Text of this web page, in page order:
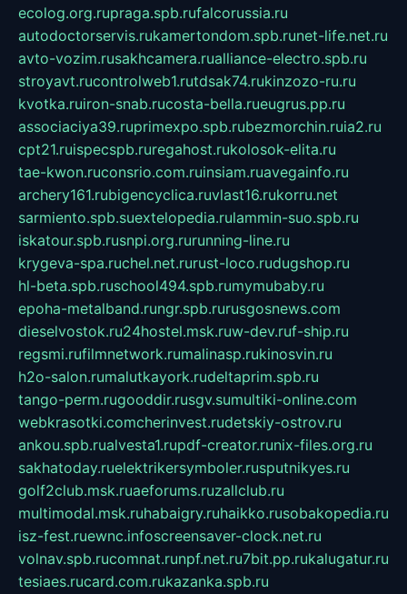
ecolog.org.rupraga.spb.rufalcorussia.ru
autodoctorservis.rukamertondom.spb.runet-life.net.ru
avto-vozim.rusakhcamera.rualliance-electro.spb.ru
stroyavt.rucontrolweb1.rutdsak74.rukinzozo-ru.ru
kvotka.ruiron-snab.rucosta-bella.rueugrus.pp.ru
associaciya39.ruprimexpo.spb.rubezmorchin.ruia2.ru
cpt21.ruispecspb.ruregahost.rukolosok-elita.ru
tae-kwon.ruconsrio.com.ruinsiam.ruavegainfo.ru
archery161.rubigencyclica.ruvlast16.rukorru.net
sarmiento.spb.suextelopedia.rulammin-suo.spb.ru
iskatour.spb.rusnpi.org.rurunning-line.ru
krygeva-spa.ruchel.net.rurust-loco.rudugshop.ru
hl-beta.spb.ruschool494.spb.rumymubaby.ru
epoha-metalband.rungr.spb.rurusgosnews.com
dieselvostok.ru24hostel.msk.ruw-dev.ruf-ship.ru
regsmi.rufilmnetwork.rumalinasp.rukinosvin.ru
h2o-salon.rumalutkayork.rudeltaprim.spb.ru
tango-perm.rugooddir.rusgv.sumultiki-online.com
webkrasotki.comcherinvest.rudetskiy-ostrov.ru
ankou.spb.rualvesta1.rupdf-creator.runix-files.org.ru
sakhatoday.ruelektrikersymboler.rusputnikyes.ru
golf2club.msk.ruaeforums.ruzallclub.ru
multimodal.msk.ruhabaigry.ruhaikko.rusobakopedia.ru
isz-fest.ruewnc.infoscreensaver-clock.net.ru
volnav.spb.rucomnat.runpf.net.ru7bit.pp.rukalugatur.ru
tesiaes.rucard.com.rukazanka.spb.ru